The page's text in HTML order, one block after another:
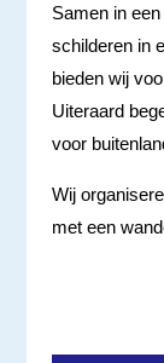
Samen in
schilderen in
bieden wij
Uiteraard
voor
Wij
met een